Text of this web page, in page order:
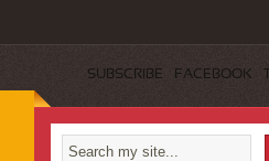
SUBSCRIBE FACEBOOK